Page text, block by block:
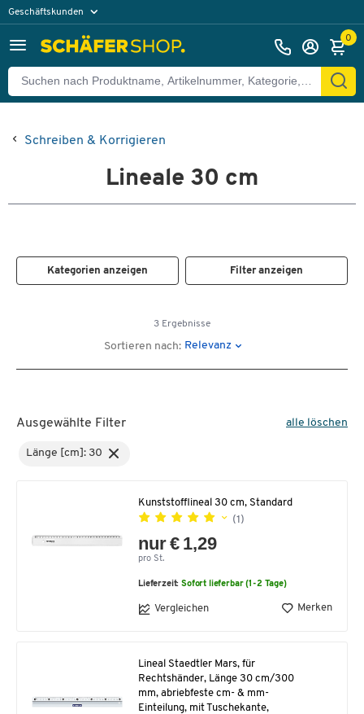
Geschäftskunden
0
Schreiben & Korrigieren
Lineale 30 cm
Kategorien anzeigen Filter anzeigen
3 Ergebnisse
Sortieren nach: Relevanz
Ausgewählte Filter alle löschen
Länge [cm]: 30
Kunststofflineal 30 cm, Standard
(1)
nur € 1,29
pro St.
Lieferzeit:Sofort lieferbar (1-2 Tage)
Vergleichen Merken
Lineal Staedtler Mars, für
Rechtshänder, Länge 30 cm/300
mm, abriebfeste cm- & mm-
Einteilung, mit Tuschekante,